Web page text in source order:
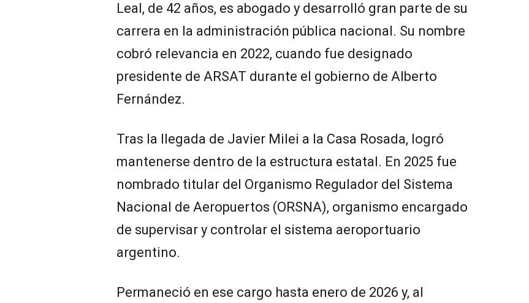
Leal, de 42 años, es abogado y desarrolló gran parte de su
carrera en la administración pública nacional. Su nombre
cobró relevancia en 2022, cuando fue designado
presidente de ARSAT durante el gobierno de Alberto
Fernández.
Tras la llegada de Javier Milei a la Casa Rosada, logró
mantenerse dentro de la estructura estatal. En 2025 fue
nombrado titular del Organismo Regulador del Sistema
Nacional de Aeropuertos (ORSNA), organismo encargado
de supervisar y controlar el sistema aeroportuario
argentino.
Permaneció en ese cargo hasta enero de 2026 y, al